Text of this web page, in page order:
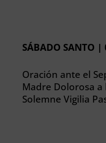
SÁBADO SANTO
Oración ante el
Madre Dolorosa a
Solemne Vigilia